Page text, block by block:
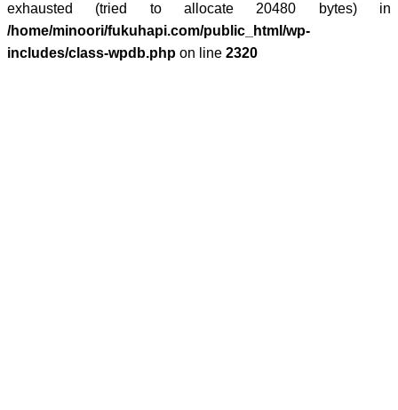
exhausted (tried to allocate 20480 bytes) in
/home/minoori/fukuhapi.com/public_html/wp-
includes/class-wpdb.php on line 2320